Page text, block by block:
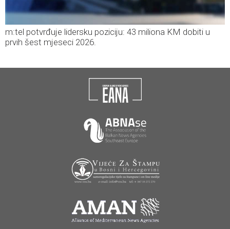
m:tel potvrđuje lidersku poziciju: 43 miliona KM dobiti u
prvih šest mjeseci 2026.